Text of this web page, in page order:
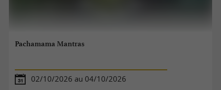
Pachamama Mantras
02/10/2026 au 04/10/2026